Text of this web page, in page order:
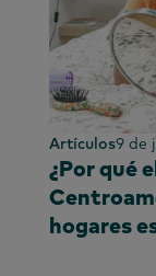
Artículos9 de
¿Por qué
hogares